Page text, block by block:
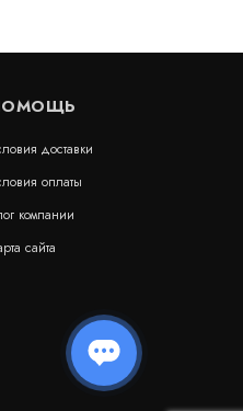
доставки
оплаты
компании
сайта